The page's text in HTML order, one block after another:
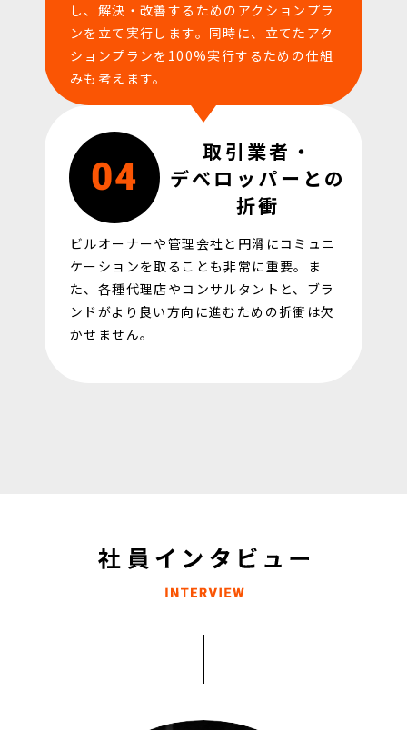
し、解決・改善するためのアクションプラ
ンを立て実行します。同時に、立てたアク
ションプランを100%実行するための仕組
みも考えます。
04
取引業者・
デベロッパーとの
折衝
ビルオーナーや管理会社と円滑にコミュニ
ケーションを取ることも非常に重要。ま
た、各種代理店やコンサルタントと、ブラ
ンドがより良い方向に進むための折衝は欠
かせません。